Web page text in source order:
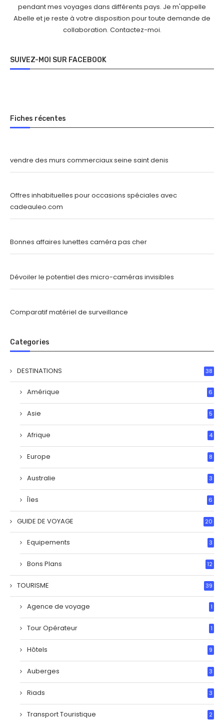
pendant mes voyages dans différents pays. Je m'appelle
Abelle et je reste à votre disposition pour toute demande de
collaboration. Contactez-moi.
SUIVEZ-MOI SUR FACEBOOK
Fiches récentes
vendre des murs commerciaux seine saint denis
Offres inhabituelles pour occasions spéciales avec
cadeauleo.com
Bonnes affaires lunettes caméra pas cher
Dévoiler le potentiel des micro-caméras invisibles
Comparatif matériel de surveillance
Categories
DESTINATIONS 38
Amérique 6
Asie 5
Afrique 4
Europe 8
Australie 3
Îles 6
GUIDE DE VOYAGE 20
Equipements 3
Bons Plans 12
TOURISME 39
Agence de voyage 1
Tour Opérateur 1
Hôtels 9
Auberges 3
Riads 3
Transport Touristique 2